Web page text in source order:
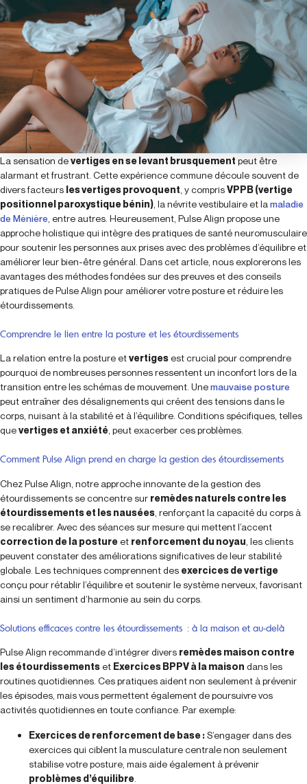
La sensation devertiges en se levant brusquement peut être
alarmant et frustrant. Cette expérience commune découle souvent de
divers facteurs les vertiges provoquent , y comprisVPPB (vertige
positionnel paroxystique bénin) , la névrite vestibulaire et la maladie
de Ménière , entre autres. Heureusement, Pulse Align propose une
approche holistique qui intègre des pratiques de santé neuromusculaire
pour soutenir les personnes aux prises avec des problèmes d’équilibre et
améliorer leur bien-être général. Dans cet article, nous explorerons les
avantages des méthodes fondées sur des preuves et des conseils
pratiques de Pulse Align pour améliorer votre posture et réduire les
étourdissements.
Comprendre le lien entre la posture et les étourdissements
La relation entre la posture etvertigesest crucial pour comprendre
pourquoi de nombreuses personnes ressentent un inconfort lors de la
transition entre les schémas de mouvement. Unemauvaise posture
peut entraîner des désalignements qui créent des tensions dans le
corps, nuisant à la stabilité et à l’équilibre. Conditions spécifiques, telles
quevertiges et anxiété , peut exacerber ces problèmes.
Comment Pulse Align prend en charge la gestion des étourdissements
Chez Pulse Align, notre approche innovante de la gestion des
étourdissements se concentre sur remèdes naturels contre les
étourdissements et les nausées , renforçant la capacité du corps à
se recalibrer. Avec des séances sur mesure qui mettent l’accent
correction de la postureet renforcement du noyau , les clients
peuvent constater des améliorations significatives de leur stabilité
globale. Les techniques comprennent des exercices de vertige
conçu pour rétablir l’équilibre et soutenir le système nerveux, favorisant
ainsi un sentiment d’harmonie au sein du corps.
Solutions efficaces contre les étourdissements : à la maison et au-delà
Pulse Align recommande d’intégrer divers remèdes maison contre
les étourdissementset Exercices BPPV à la maison dans les
routines quotidiennes. Ces pratiques aident non seulement à prévenir
les épisodes, mais vous permettent également de poursuivre vos
activités quotidiennes en toute confiance. Par exemple:
Exercices de renforcement de base :S’engager dans des
exercices qui ciblent la musculature centrale non seulement
stabilise votre posture, mais aide également à prévenir
problèmes d’équilibre